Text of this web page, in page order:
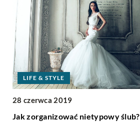
LIFE & STYLE
28 czerwca 2019
Jak zorganizować nietypowy ślub?